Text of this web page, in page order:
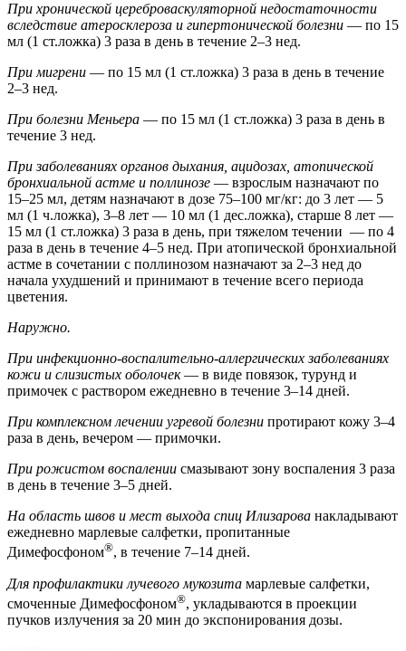
При хронической цереброваскуляторной недостаточности
вследствие атеросклероза и гипертонической болезни — по 15
мл (1 ст.ложка) 3 раза в день в течение 2–3 нед.
При мигрени — по 15 мл (1 ст.ложка) 3 раза в день в течение
2–3 нед.
При болезни Меньера — по 15 мл (1 ст.ложка) 3 раза в день в
течение 3 нед.
При заболеваниях органов дыхания, ацидозах, атопической
бронхиальной астме и поллинозе — взрослым назначают по
15–25 мл, детям назначают в дозе 75–100 мг/кг: до 3 лет — 5
мл (1 ч.ложка), 3–8 лет — 10 мл (1 дес.ложка), старше 8 лет —
15 мл (1 ст.ложка) 3 раза в день, при тяжелом течении — по 4
раза в день в течение 4–5 нед. При атопической бронхиальной
астме в сочетании с поллинозом назначают за 2–3 нед до
начала ухудшений и принимают в течение всего периода
цветения.
Наружно.
При инфекционно-воспалительно-аллергических заболеваниях
кожи и слизистых оболочек— в виде повязок, турунд и
примочек с раствором ежедневно в течение 3–14 дней.
При комплексном лечении угревой болезни протирают кожу 3–4
раза в день, вечером — примочки.
При рожистом воспалении смазывают зону воспаления 3 раза
в день в течение 3–5 дней.
На область швов и мест выхода спиц Илизарова накладывают
ежедневно марлевые салфетки, пропитанные
Димефосфоном®, в течение 7–14 дней.
Для профилактики лучевого мукозита марлевые салфетки,
смоченные Димефосфоном®, укладываются в проекции
пучков излучения за 20 мин до экспонирования дозы.